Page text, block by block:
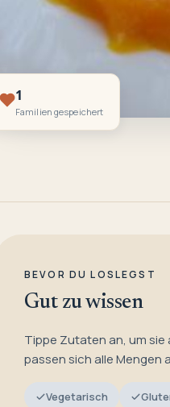
1
Familien gespeichert
BEVOR DU LOSLEGST
Gut zu wissen
Tippe Zutaten an, um
passen sich alle Mengen
Vegetarisch